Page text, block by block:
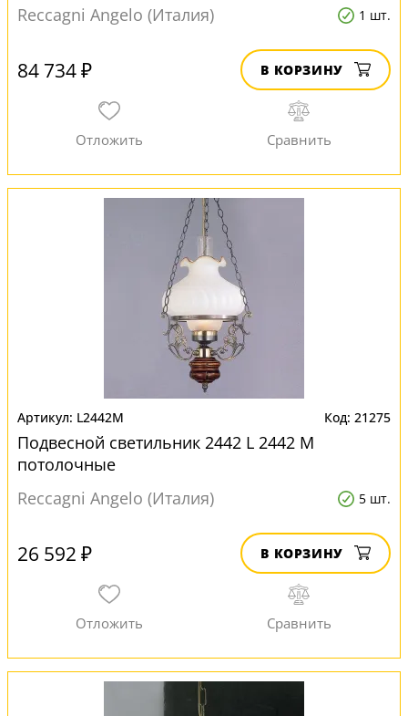
Reccagni Angelo (Италия)
1 шт.
84 734 ₽ В КОРЗИНУ
L2442M 21275
Подвесной светильник 2442 L 2442 M
потолочные
Reccagni Angelo (Италия)
5 шт.
26 592 ₽ В КОРЗИНУ